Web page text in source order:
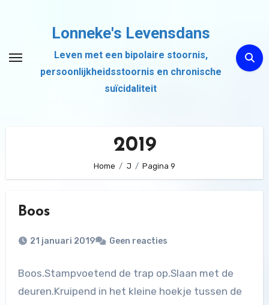
inhoud
Lonneke's Levensdans
Leven met een bipolaire stoornis,
persoonlijkheidsstoornis en chronische
suïcidaliteit
2019
Home J Pagina 9
Boos
21 januari 2019 Geen reacties
Boos.Stampvoetend de trap op.Slaan met de
deuren.Kruipend in het kleine hoekje tussen de